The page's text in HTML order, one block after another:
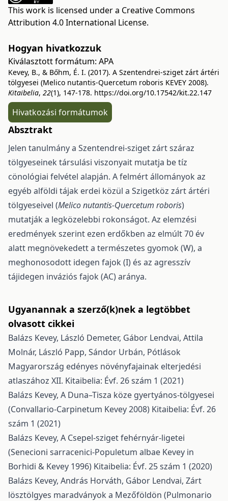
This work is licensed under a Creative Commons
Attribution 4.0 International License.
Hogyan hivatkozzuk
Kiválasztott formátum: APA
Kevey, B., & Bőhm, É. I. (2017). A Szentendrei-sziget zárt ártéri
tölgyesei (Melico nutantis-Quercetum roboris KEVEY 2008).
Kitaibelia, 22(1), 147-178. https://doi.org/10.17542/kit.22.147
Hivatkozási formátumok
Absztrakt
Jelen tanulmánya Szentendrei-sziget zárt száraz
tölgyeseinek társulási viszonyait mu­tatja be tíz
cönológiai felvétel alapján. A felmért állományok az
egyéb alföldi tájak erdei közül a Sziget­köz zárt ártéri
tölgyeseivel (Melico nutantis-Quercetum roboris)
mutatják a legközelebbi rokonságot. Az elemzési
eredmények szerint ezen erdőkben az elmúlt 70 év
alatt megnövekedett a természetes gyo­mok (W), a
meghonosodott idegen fajok (I) és az agresszív
tájidegen inváziós fajok (AC) aránya.
Ugyanannak a szerző(k)nek a legtöbbet
olvasott cikkei
Balázs Kevey, László Demeter, Gábor Lendvai, Attila
Molnár, László Papp, Sándor Urbán, Pótlások
Magyarország edényes növényfajainak elterjedési
atlaszához XII. Kitaibelia: Évf. 26 szám 1 (2021)
Balázs Kevey, A Duna–Tisza köze gyertyános-tölgyesei
(Convallario-Carpinetum Kevey 2008) Kitaibelia: Évf. 26
szám 1 (2021)
Balázs Kevey, A Csepel-sziget fehérnyár-ligetei
(Senecioni sarracenici-Populetum albae Kevey in
Borhidi & Kevey 1996) Kitaibelia: Évf. 25 szám 1 (2020)
Balázs Kevey, András Horváth, Gábor Lendvai, Zárt
lösztölgyes maradványok a Mezőföldön (Pulmonario